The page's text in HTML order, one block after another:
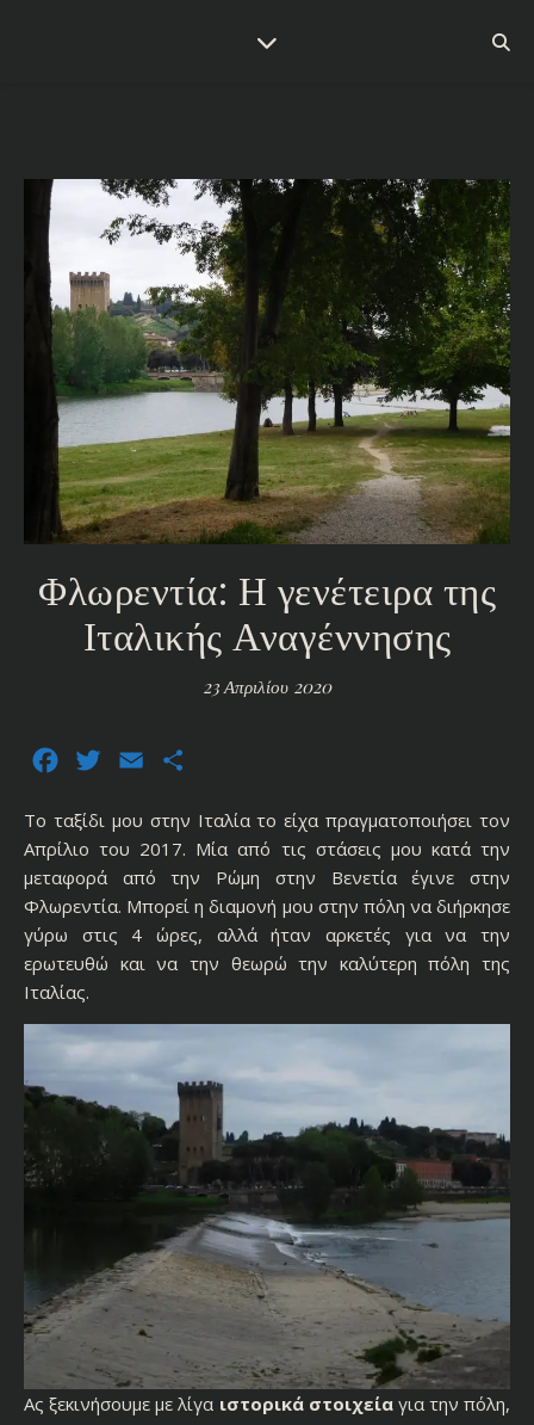
Φλωρεντία: Η γενέτειρα της
Ιταλικής Αναγέννησης
23 Απριλίου 2020
FacebookTwitterEmail
Το ταξίδι μου στην Ιταλία το είχα πραγματοποιήσει τον
Απρίλιο του 2017. Μία από τις στάσεις μου κατά την
μεταφορά από την Ρώμη στην Βενετία έγινε στην
Φλωρεντία. Μπορεί η διαμονή μου στην πόλη να διήρκησε
γύρω στις 4 ώρες, αλλά ήταν αρκετές για να την
ερωτευθώ και να την θεωρώ την καλύτερη πόλη της
Ιταλίας.
Ας ξεκινήσουμε με λίγα ιστορικά στοιχεία για την πόλη,